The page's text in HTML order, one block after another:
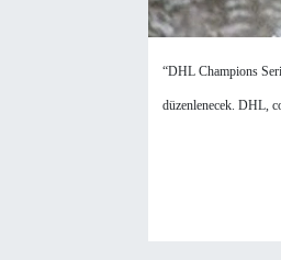
“DHL Champions
düzenlenecek. DHL,